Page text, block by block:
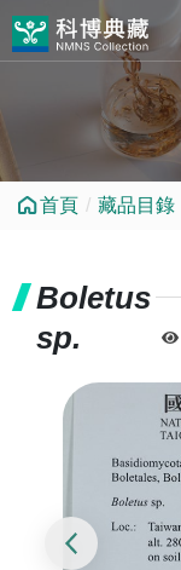
首頁 藏品目錄
Boletus
sp.